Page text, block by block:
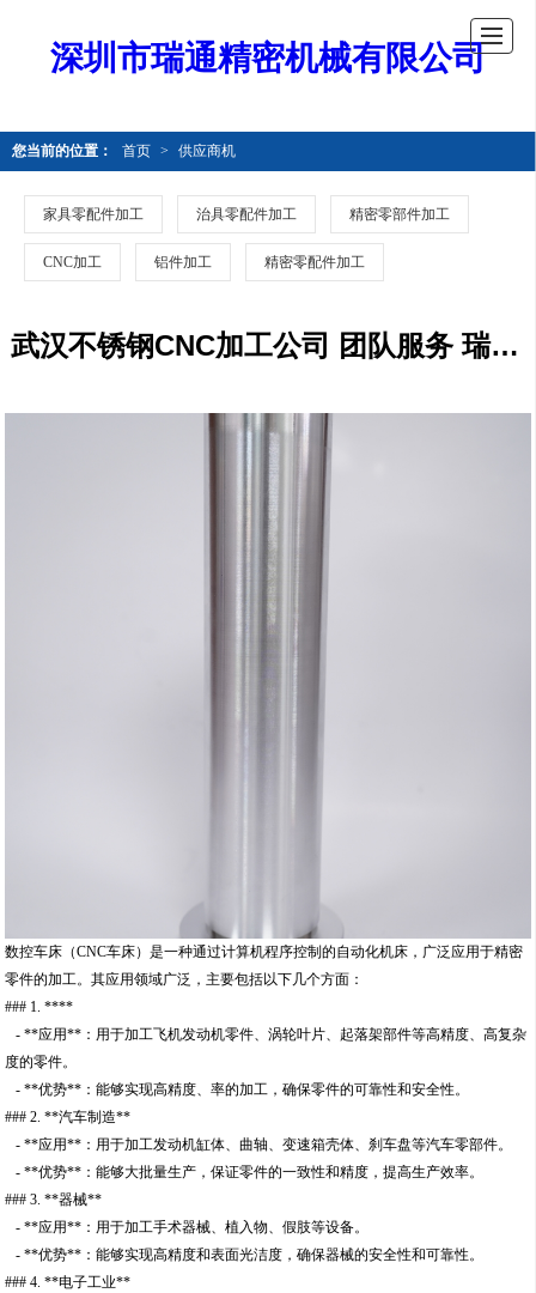
深圳市瑞通精密机械有限公司
您当前的位置： 首页 > 供应商机
家具零配件加工 治具零配件加工 精密零部件加工
CNC加工 铝件加工 精密零配件加工
武汉不锈钢CNC加工公司 团队服务 瑞通精密
数控车床（CNC车床）是一种通过计算机程序控制的自动化机床，广泛应用于精密
零件的加工。其应用领域广泛，主要包括以下几个方面：
### 1. ****
- **应用**：用于加工飞机发动机零件、涡轮叶片、起落架部件等高精度、高复杂
度的零件。
- **优势**：能够实现高精度、率的加工，确保零件的可靠性和安全性。
### 2. **汽车制造**
- **应用**：用于加工发动机缸体、曲轴、变速箱壳体、刹车盘等汽车零部件。
- **优势**：能够大批量生产，保证零件的一致性和精度，提高生产效率。
### 3. **器械**
- **应用**：用于加工手术器械、植入物、假肢等设备。
- **优势**：能够实现高精度和表面光洁度，确保器械的安全性和可靠性。
### 4. **电子工业**